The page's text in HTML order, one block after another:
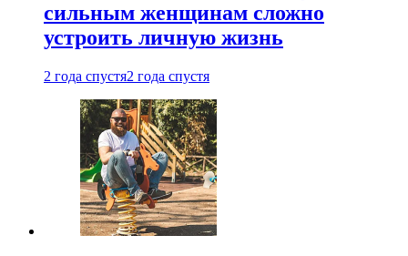
сильным женщинам сложно
устроить личную жизнь
2 года спустя2 года спустя